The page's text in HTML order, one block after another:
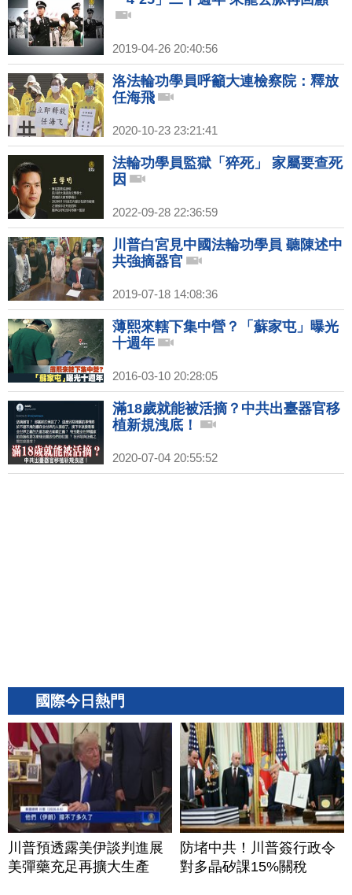
2019-04-26 20:40:56
洛法輪功學員呼籲大連檢察院：釋放
任海飛
2020-10-23 23:21:41
法輪功學員監獄「猝死」 家屬要查死
因
2022-09-28 22:36:59
川普白宮見中國法輪功學員 聽陳述中
共強摘器官
2019-07-18 14:08:36
薄熙來轄下集中營？「蘇家屯」曝光
十週年
2016-03-10 20:28:05
滿18歲就能被活摘？中共出臺器官移
植新規洩底！
2020-07-04 20:55:52
國際今日熱門
川普預透露美伊談判進展
美彈藥充足再擴大生產
防堵中共！川普簽行政令
對多晶矽課15%關稅